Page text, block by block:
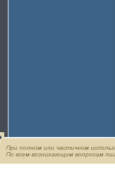
При полном или частичном
По всем возникающим вопросам